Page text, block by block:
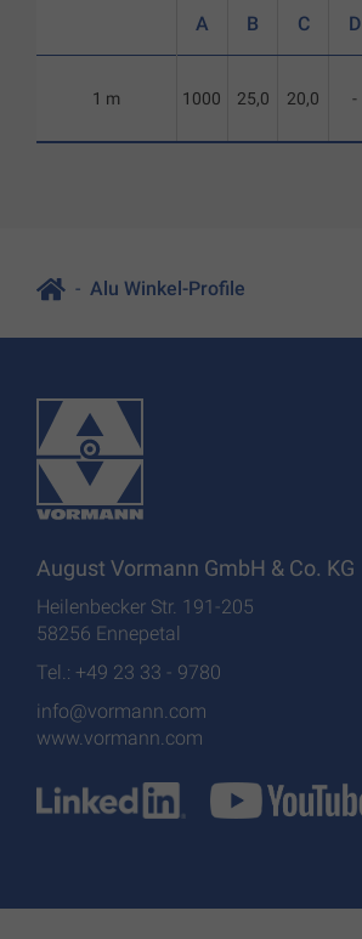
1 m
A B C D
1000 25,0 20,0 -
Alu Winkel-Profile
August Vormann GmbH & Co. KG
Heilenbecker Str. 191-205
58256 Ennepetal
Tel.: +49 23 33 - 9780
info@vormann.com
www.vormann.com